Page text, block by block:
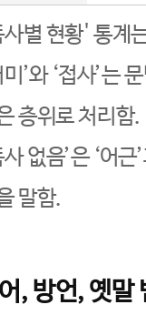
별 현황' 통계
’와 ‘접사’는
층위로 처리함.
없음’은 ‘어
말함.
, 방언, 옛말